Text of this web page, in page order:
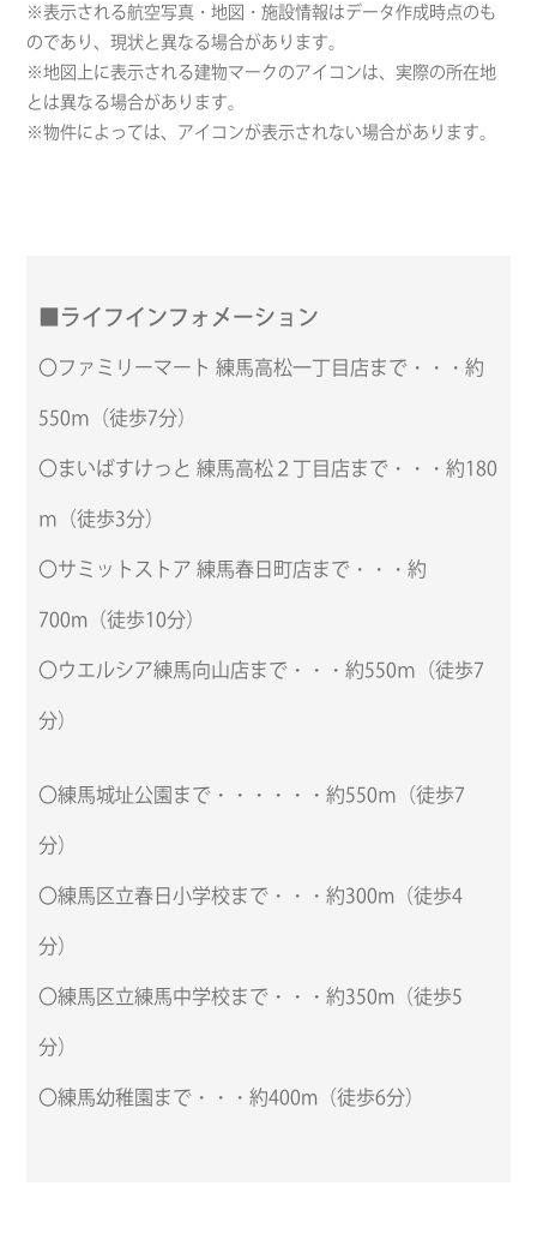
※表示される航空写真・地図・施設情報はデータ作成時点のも
のであり、現状と異なる場合があります。
※地図上に表示される建物マークのアイコンは、実際の所在地
とは異なる場合があります。
※物件によっては、アイコンが表示されない場合があります。
■ライフインフォメーション
〇ファミリーマート 練馬高松一丁目店まで・・・約
550ｍ（徒歩7分）
〇まいばすけっと 練馬高松２丁目店まで・・・約180
ｍ（徒歩3分）
〇サミットストア 練馬春日町店まで・・・約
700m（徒歩10分）
〇ウエルシア練馬向山店まで・・・約550ｍ（徒歩7
分）
〇練馬城址公園まで・・・・・・約550ｍ（徒歩7
分）
〇練馬区立春日小学校まで・・・約300m（徒歩4
分）
〇練馬区立練馬中学校まで・・・約350m（徒歩5
分）
〇練馬幼稚園まで・・・約400m（徒歩6分）